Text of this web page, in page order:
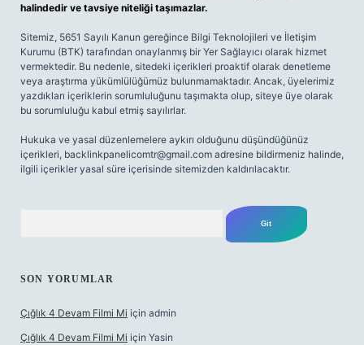
halindedir ve tavsiye niteliği taşımazlar.
Sitemiz, 5651 Sayılı Kanun gereğince Bilgi Teknolojileri ve İletişim
Kurumu (BTK) tarafından onaylanmış bir Yer Sağlayıcı olarak hizmet
vermektedir. Bu nedenle, sitedeki içerikleri proaktif olarak denetleme
veya araştırma yükümlülüğümüz bulunmamaktadır. Ancak, üyelerimiz
yazdıkları içeriklerin sorumluluğunu taşımakta olup, siteye üye olarak
bu sorumluluğu kabul etmiş sayılırlar.
Hukuka ve yasal düzenlemelere aykırı olduğunu düşündüğünüz
içerikleri, backlinkpanelicomtr@gmail.com adresine bildirmeniz halinde,
ilgili içerikler yasal süre içerisinde sitemizden kaldırılacaktır.
SON YORUMLAR
Çığlık 4 Devam Filmi Mi için admin
Çığlık 4 Devam Filmi Mi için Yasin